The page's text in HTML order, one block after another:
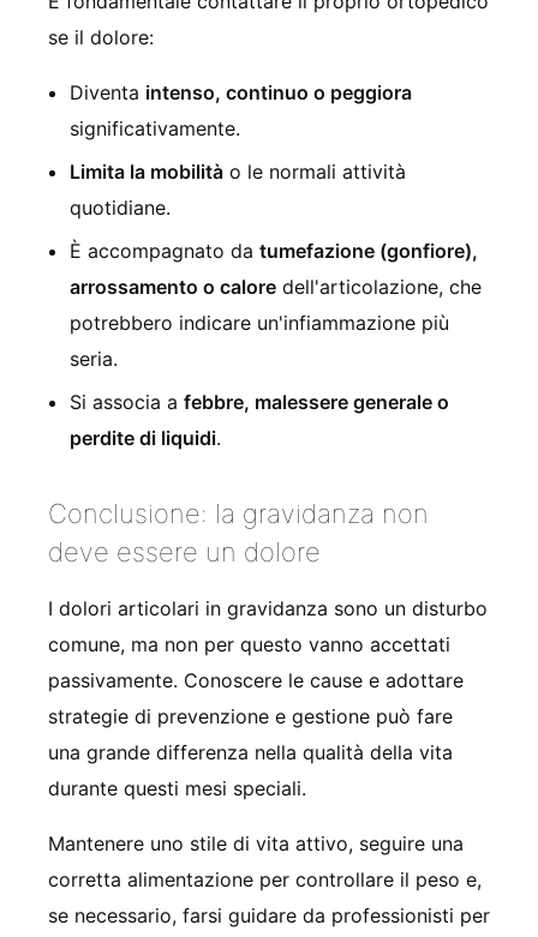
se il dolore:
Diventa intenso, continuo o peggiora
significativamente.
Limita la mobilità o le normali attività
quotidiane.
È accompagnato da tumefazione (gonfiore),
arrossamento o calore dell'articolazione, che
potrebbero indicare un'infiammazione più
seria.
Si associa a febbre, malessere generale o
perdite di liquidi.
Conclusione: la gravidanza non
deve essere un dolore
I dolori articolari in gravidanza sono un disturbo
comune, ma non per questo vanno accettati
passivamente. Conoscere le cause e adottare
strategie di prevenzione e gestione può fare
una grande differenza nella qualità della vita
durante questi mesi speciali.
Mantenere uno stile di vita attivo, seguire una
corretta alimentazione per controllare il peso e,
se necessario, farsi guidare da professionisti per